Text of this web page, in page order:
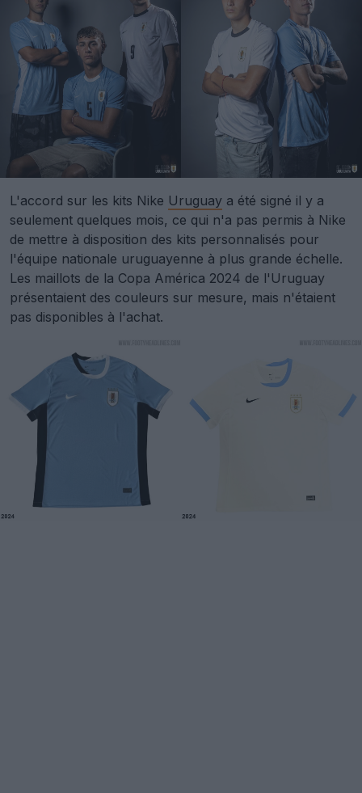
L'accord sur les kits Nike Uruguay a été signé il y a
seulement quelques mois, ce qui n'a pas permis à Nike
de mettre à disposition des kits personnalisés pour
l'équipe nationale uruguayenne à plus grande échelle.
Les maillots de la Copa América 2024 de l'Uruguay
présentaient des couleurs sur mesure, mais n'étaient
pas disponibles à l'achat.